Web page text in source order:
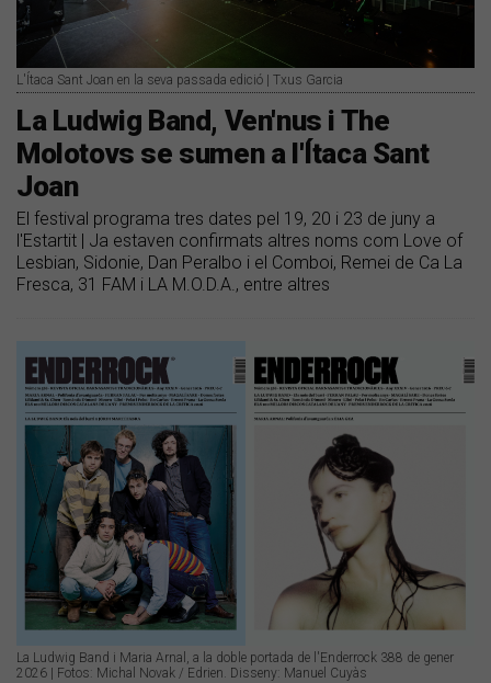
L'Ítaca Sant Joan en la seva passada edició | Txus Garcia
La Ludwig Band, Ven'nus i The
Molotovs se sumen a l'Ítaca Sant
Joan
El festival programa tres dates pel 19, 20 i 23 de juny a
l'Estartit | Ja estaven confirmats altres noms com Love of
Lesbian, Sidonie, Dan Peralbo i el Comboi, Remei de Ca La
Fresca, 31 FAM i LA M.O.D.A., entre altres
La Ludwig Band i Maria Arnal, a la doble portada de l'Enderrock 388 de gener
2026 | Fotos: Michal Novak / Edrien. Disseny: Manuel Cuyàs